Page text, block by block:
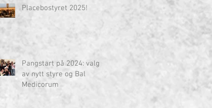
Placebostyret 2025!
Pangstart på 2024: valg
av nytt styre og Bal
Medicorum